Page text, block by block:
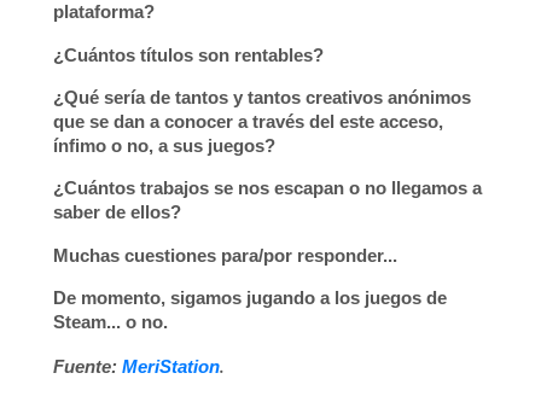
plataforma?
¿Cuántos títulos son rentables?
¿Qué sería de tantos y tantos creativos anónimos
que se dan a conocer a través del este acceso,
ínfimo o no, a sus juegos?
¿Cuántos trabajos se nos escapan o no llegamos a
saber de ellos?
Muchas cuestiones para/por responder...
De momento, sigamos jugando a los juegos de
Steam... o no.
Fuente: MeriStation.